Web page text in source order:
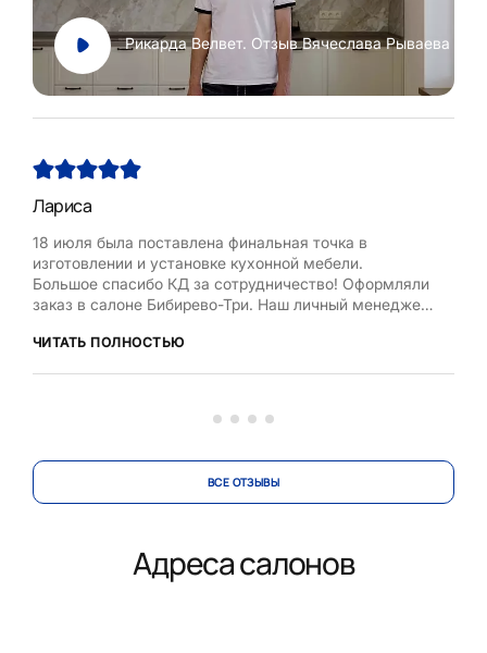
Рикарда Велвет. Отзыв Вячеслава Рываева
Лариса
18 июля была поставлена финальная точка в
изготовлении и установке кухонной мебели.
Большое спасибо КД за сотрудничество! Оформляли
заказ в салоне Бибирево-Три. Наш личный менеджер
оптимальный проект, исходя из маленькой площади
ЧИТАТЬ ПОЛНОСТЬЮ
ВСЕ ОТЗЫВЫ
Адреса салонов